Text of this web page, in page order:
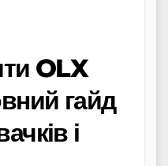
OLX
гайд
і